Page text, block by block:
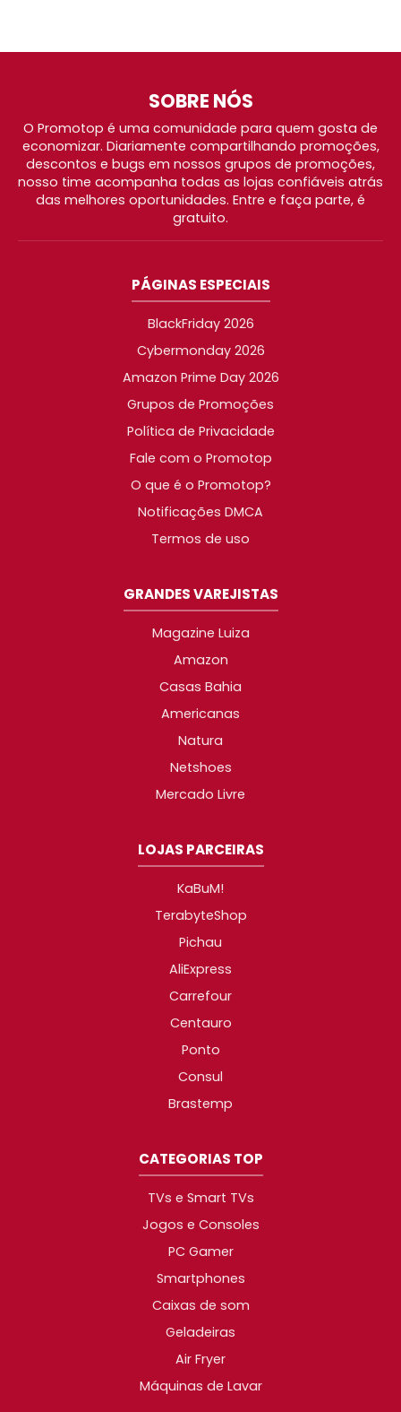
SOBRE NÓS
O Promotop é uma comunidade para quem gosta de
economizar. Diariamente compartilhando promoções,
descontos e bugs em nossos grupos de promoções,
nosso time acompanha todas as lojas confiáveis atrás
das melhores oportunidades. Entre e faça parte, é
gratuito.
PÁGINAS ESPECIAIS
BlackFriday 2026
Cybermonday 2026
Amazon Prime Day 2026
Grupos de Promoções
Política de Privacidade
Fale com o Promotop
O que é o Promotop?
Notificações DMCA
Termos de uso
GRANDES VAREJISTAS
Magazine Luiza
Amazon
Casas Bahia
Americanas
Natura
Netshoes
Mercado Livre
LOJAS PARCEIRAS
KaBuM!
TerabyteShop
Pichau
AliExpress
Carrefour
Centauro
Ponto
Consul
Brastemp
CATEGORIAS TOP
TVs e Smart TVs
Jogos e Consoles
PC Gamer
Smartphones
Caixas de som
Geladeiras
Air Fryer
Máquinas de Lavar